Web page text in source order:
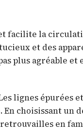
facilite la
et des
plus agréable et
lignes épurées
choisissant un
en